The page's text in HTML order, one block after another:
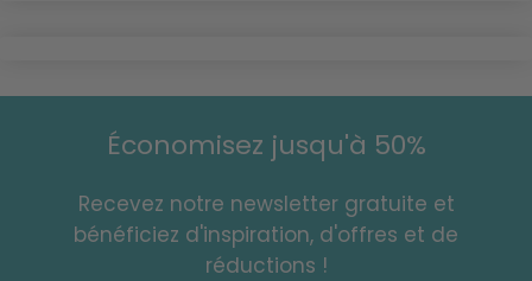
Économisez jusqu'à 50%
Recevez notre newsletter gratuite et
bénéficiez d'inspiration, d'offres et de
réductions !